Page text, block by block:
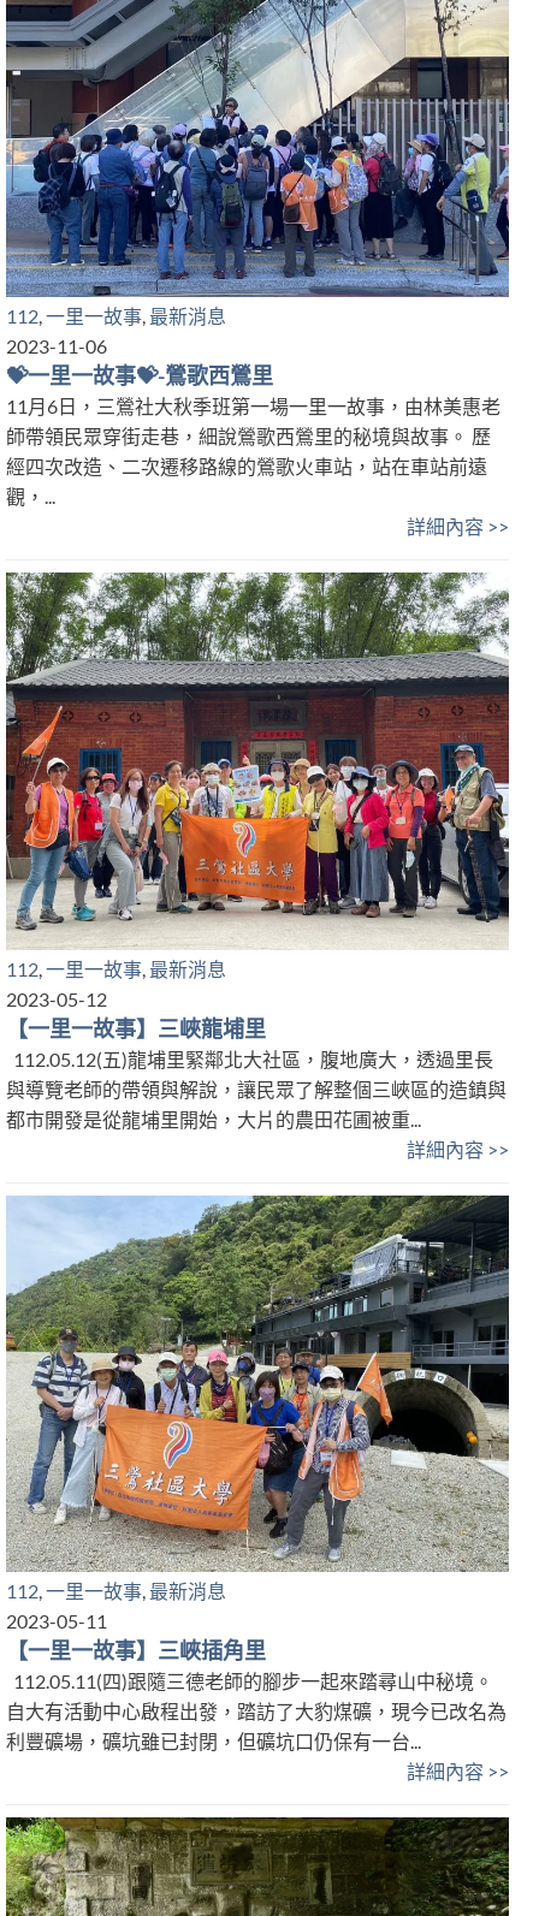
112,一里一故事, 最新消息
2023-11-06
💝一里一故事💝-鶯歌西鶯里
11月6日，三鶯社大秋季班第一場一里一故事，由林美惠老
師帶領民眾穿街走巷，細說鶯歌西鶯里的秘境與故事。 歷
經四次改造、二次遷移路線的鶯歌火車站，站在車站前遠
觀，...
詳細內容 >>
112,一里一故事, 最新消息
2023-05-12
【一里一故事】三峽龍埔里
112.05.12(五)龍埔里緊鄰北大社區，腹地廣大，透過里長
與導覽老師的帶領與解說，讓民眾了解整個三峽區的造鎮與
都市開發是從龍埔里開始，大片的農田花圃被重...
詳細內容 >>
112,一里一故事, 最新消息
2023-05-11
【一里一故事】三峽插角里
112.05.11(四)跟隨三德老師的腳步一起來踏尋山中秘境。
自大有活動中心啟程出發，踏訪了大豹煤礦，現今已改名為
利豐礦場，礦坑雖已封閉，但礦坑口仍保有一台...
詳細內容 >>